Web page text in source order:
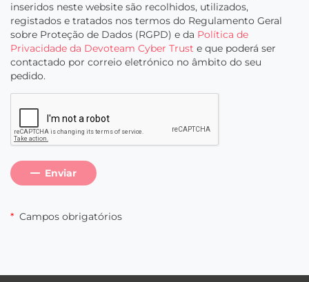
inseridos neste website são recolhidos, utilizados,
registados e tratados nos termos do Regulamento Geral
sobre Proteção de Dados (RGPD) e da Política de
Privacidade da Devoteam Cyber Trust e que poderá ser
contactado por correio eletrónico no âmbito do seu
pedido.
Enviar
* Campos obrigatórios